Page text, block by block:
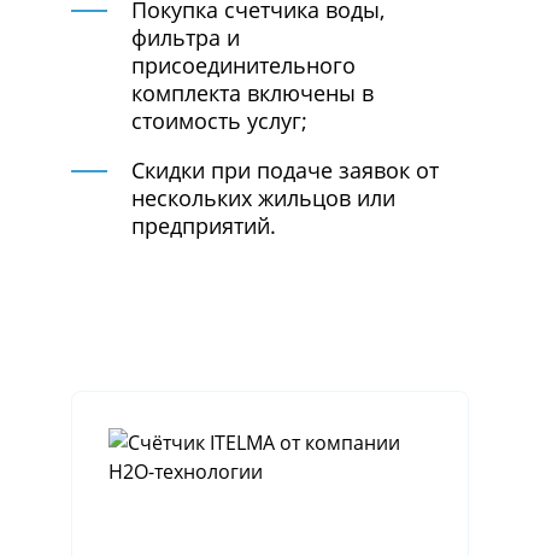
Покупка счетчика воды,
фильтра и
присоединительного
комплекта включены в
стоимость услуг;
Скидки при подаче заявок от
нескольких жильцов или
предприятий.